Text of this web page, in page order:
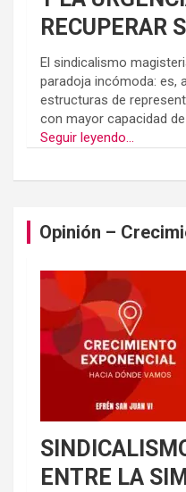
RECUPERAR
El sindicalismo
paradoja incómoda: es,
estructuras de
con mayor capacidad
Seguir leyendo...
Opinión –
ENTRE LA